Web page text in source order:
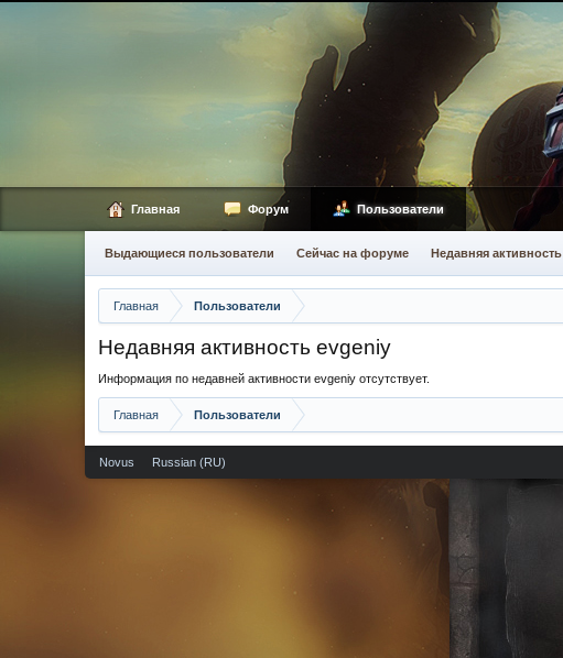
Главная Пользователи
Недавняя активность evgeniy
Информация по недавней активности evgeniy отсутствует.
Главная Пользователи
Главная Форум Пользователи
Выдающиеся пользователи Сейчас на форуме Недавняя активность
Novus Russian (RU)